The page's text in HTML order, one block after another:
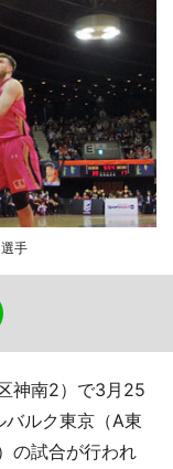
手
神南2）で3月25
バルク東京（A東
の試合が行われ